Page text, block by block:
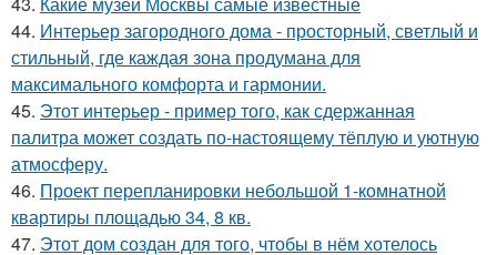
44. Интерьер загородного дома - просторный, светлый и
стильный, где каждая зона продумана для
максимального комфорта и гармонии.
45. Этот интерьер - пример того, как сдержанная
палитра может создать по-настоящему тёплую и уютную
атмосферу.
46. Проект перепланировки небольшой 1-комнатной
квартиры площадью 34, 8 кв.
47. Этот дом создан для того, чтобы в нём хотелось